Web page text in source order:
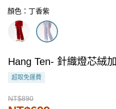
顏色：丁香紫
Hang Ten- 針織燈芯絨
超取免運費
NT$890